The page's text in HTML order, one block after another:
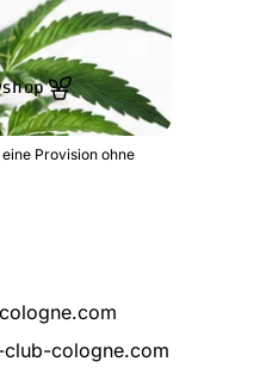
Provision ohne
cologne.com